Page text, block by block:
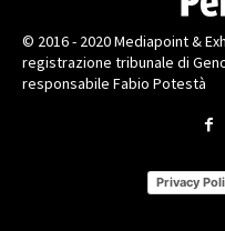
© 2016 - 2020 Mediapoint &
registrazione tribunale di
responsabile Fabio Potestà
Privacy